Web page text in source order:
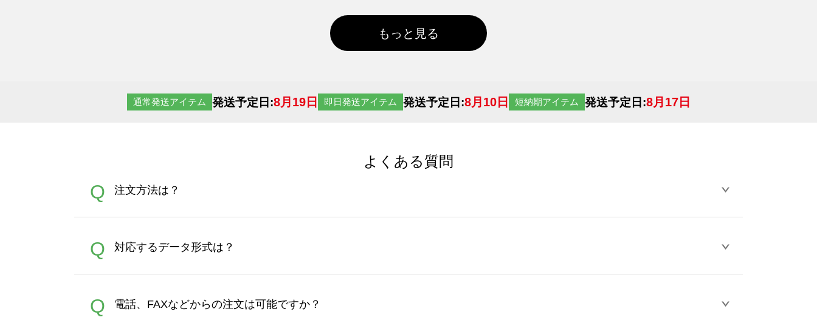
もっと見る
通常発送アイテム 発送予定日:8月19日 即日発送アイテム 発送予定日:8月10日 短納期アイテム 発送予定日:8月17日
よくある質問
Q 注文方法は？
A
す。 30枚以上やシルク印刷など、大口注文の場合は、サポートが担当する
さい。製作する数量が多ければ多いほど、オンデマンドサービスよりも低価格で製作することが可能です。
Q 対応するデータ形式は？
A
ズは、20MBです。デジカメやスマホで撮影した写真などもアップロード可能です。使用できない画像はエラーになります。（※
Q 電話、FAXなどからの注文は可能ですか？